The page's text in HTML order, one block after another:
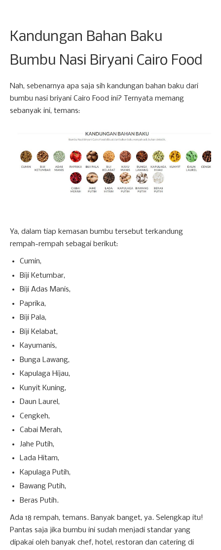
Kandungan Bahan Baku
Bumbu Nasi Biryani Cairo Food
Nah, sebenarnya apa saja sih kandungan bahan baku dari
bumbu nasi briyani Cairo Food ini? Ternyata memang
sebanyak ini, temans:
Ya, dalam tiap kemasan bumbu tersebut terkandung
rempah-rempah sebagai berikut:
Cumin,
Biji Ketumbar,
Biji Adas Manis,
Paprika,
Biji Pala,
Biji Kelabat,
Kayumanis,
Bunga Lawang,
Kapulaga Hijau,
Kunyit Kuning,
Daun Laurel,
Cengkeh,
Cabai Merah,
Jahe Putih,
Lada Hitam,
Kapulaga Putih,
Bawang Putih,
Beras Putih.
Ada 18 rempah, temans. Banyak banget, ya. Selengkap itu!
Pantas saja jika bumbu ini sudah menjadi standar yang
dipakai oleh banyak chef, hotel, restoran dan catering di